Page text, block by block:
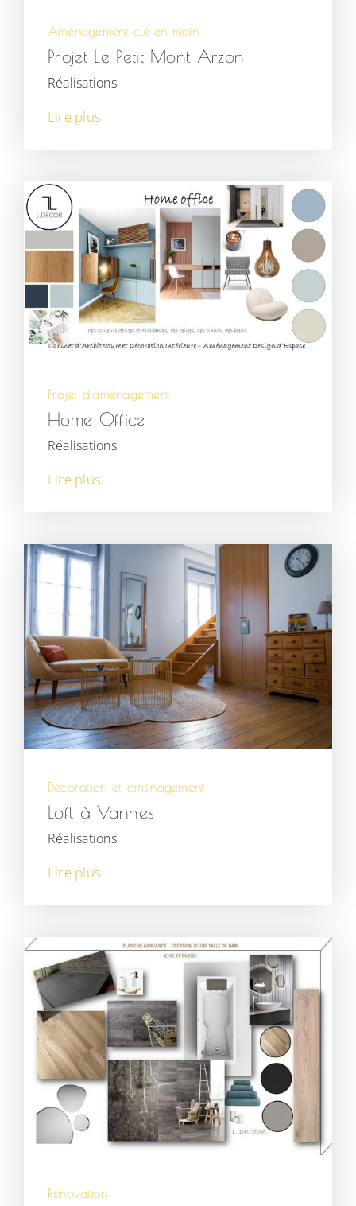
Aménagement clé en main
Projet Le Petit Mont Arzon
Réalisations
Lire plus
Projet d'aménagement
Home Office
Réalisations
Lire plus
Décoration et aménagement
Loft à Vannes
Réalisations
Lire plus
Rénovation